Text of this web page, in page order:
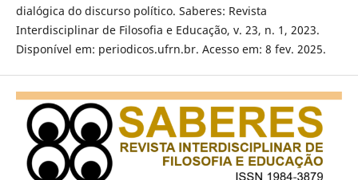
dialógica do discurso político. Saberes: Revista
Interdisciplinar de Filosofia e Educação, v. 23, n. 1, 2023.
Disponível em: periodicos.ufrn.br. Acesso em: 8 fev. 2025.